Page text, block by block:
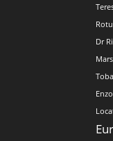
Dr
Enzo